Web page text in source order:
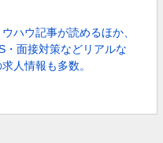
ハウ記事が読めるほか、
・面接対策などリアルな
人情報も多数。